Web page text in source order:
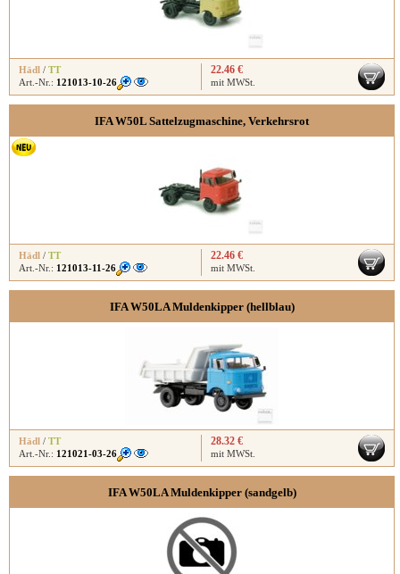
Hädl / TT
Art.-Nr.: 121013-10-26
22.46 €
mit MWSt.
IFA W50L Sattelzugmaschine, Verkehrsrot
Hädl / TT
Art.-Nr.: 121013-11-26
22.46 €
mit MWSt.
IFA W50LA Muldenkipper (hellblau)
Hädl / TT
Art.-Nr.: 121021-03-26
28.32 €
mit MWSt.
IFA W50LA Muldenkipper (sandgelb)